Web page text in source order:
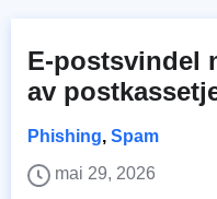
E-postsvindel
av
Phishing, Spam
mai 29, 2026